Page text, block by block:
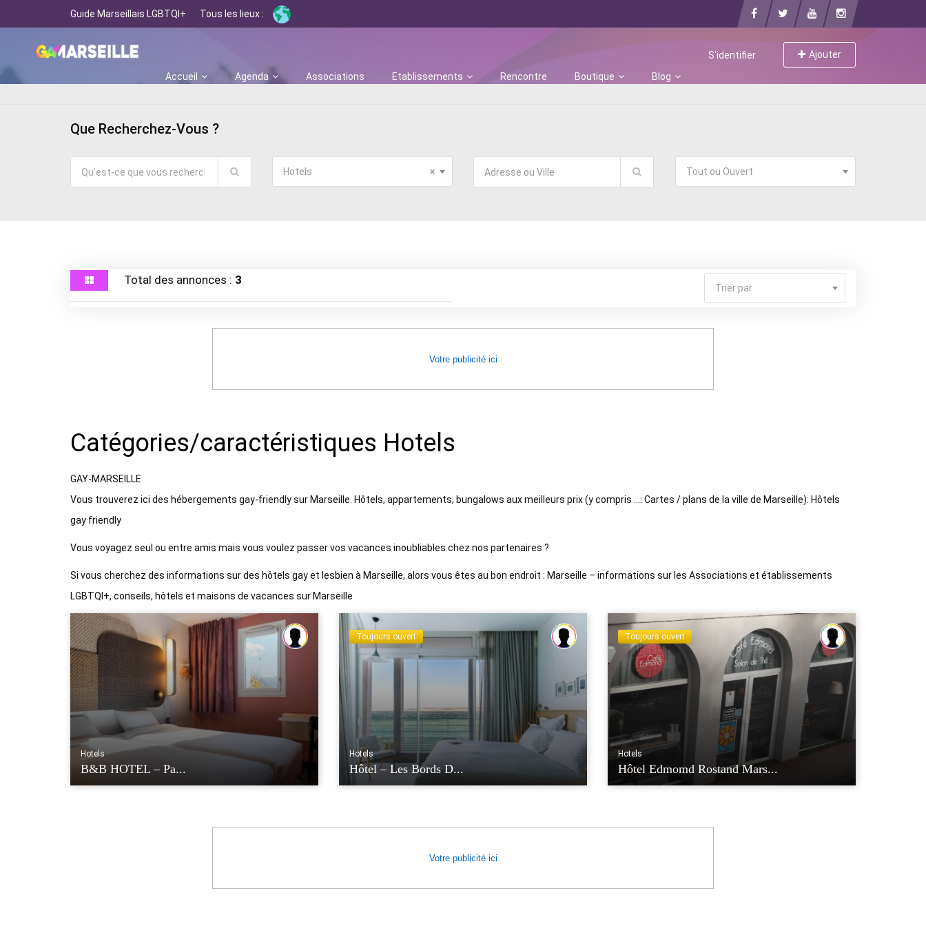
Guide Marseillais LGBTQI+ Tous les lieux :
S'identifier
Ajouter
Accueil
Agenda Associations Etablissements Rencontre Boutique Blog
Que Recherchez-Vous ?
×
Hotels Tout ou Ouvert
Total des annonces : 3
Trier par
Votre publicité ici
Catégories/caractéristiques Hotels
GAY-MARSEILLE
Vous trouverez ici des hébergements gay-friendly sur Marseille. Hôtels, appartements, bungalows aux meilleurs prix (y compris …: Cartes / plans de la ville de Marseille): Hôtels
gay friendly
Vous voyagez seul ou entre amis mais vous voulez passer vos vacances inoubliables chez nos partenaires ?
Si vous cherchez des informations sur des hôtels gay et lesbien à Marseille, alors vous êtes au bon endroit : Marseille – informations sur les Associations et établissements
LGBTQI+, conseils, hôtels et maisons de vacances sur Marseille
Hotels
B&B HOTEL – Pa...
Toujours ouvert
Hotels
Hôtel – Les Bords D...
Toujours ouvert
Hotels
Hôtel Edmomd Rostand Mars...
Votre publicité ici